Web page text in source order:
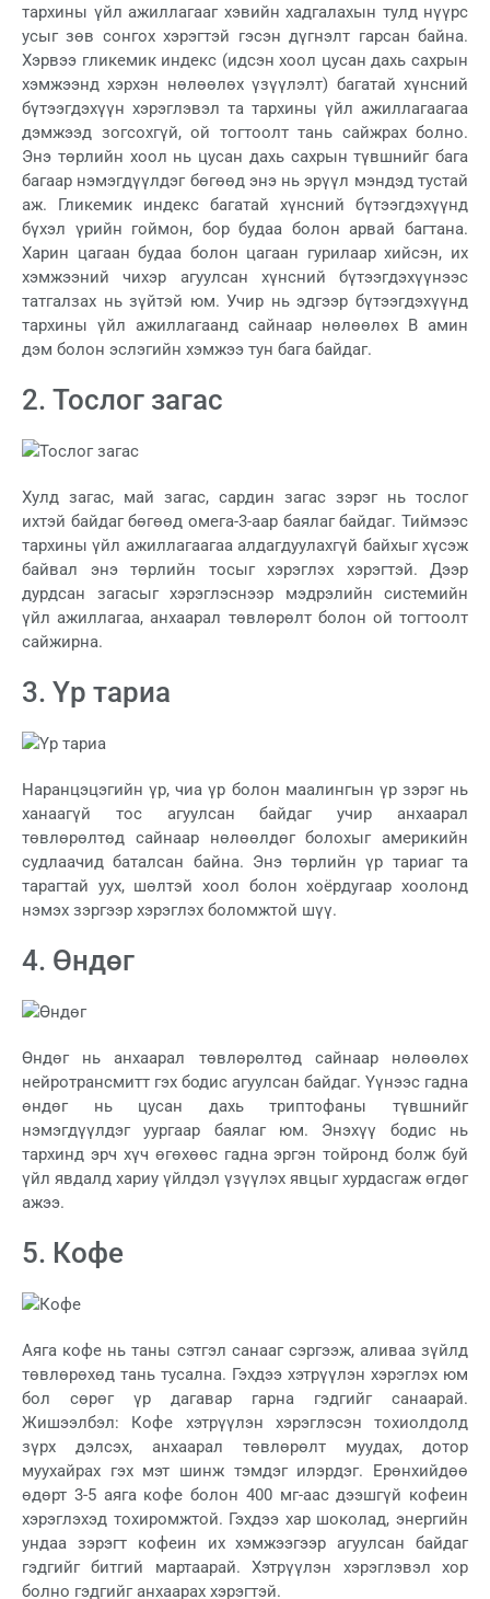
тархины үйл ажиллагааг хэвийн хадгалахын тулд нүүрс
усыг зөв сонгох хэрэгтэй гэсэн дүгнэлт гарсан байна.
Хэрвээ гликемик индекс (идсэн хоол цусан дахь сахрын
хэмжээнд хэрхэн нөлөөлөх үзүүлэлт) багатай хүнсний
бүтээгдэхүүн хэрэглэвэл та тархины үйл ажиллагаагаа
дэмжээд зогсохгүй, ой тогтоолт тань сайжрах болно.
Энэ төрлийн хоол нь цусан дахь сахрын түвшнийг бага
багаар нэмэгдүүлдэг бөгөөд энэ нь эрүүл мэндэд тустай
аж. Гликемик индекс багатай хүнсний бүтээгдэхүүнд
бүхэл үрийн гоймон, бор будаа болон арвай багтана.
Харин цагаан будаа болон цагаан гурилаар хийсэн, их
хэмжээний чихэр агуулсан хүнсний бүтээгдэхүүнээс
татгалзах нь зүйтэй юм. Учир нь эдгээр бүтээгдэхүүнд
тархины үйл ажиллагаанд сайнаар нөлөөлөх В амин
дэм болон эслэгийн хэмжээ тун бага байдаг.
2. Тослог загас
Хулд загас, май загас, сардин загас зэрэг нь тослог
ихтэй байдаг бөгөөд омега-3-аар баялаг байдаг. Тиймээс
тархины үйл ажиллагаагаа алдагдуулахгүй байхыг хүсэж
байвал энэ төрлийн тосыг хэрэглэх хэрэгтэй. Дээр
дурдсан загасыг хэрэглэснээр мэдрэлийн системийн
үйл ажиллагаа, анхаарал төвлөрөлт болон ой тогтоолт
сайжирна.
3. Үр тариа
Наранцэцэгийн үр, чиа үр болон маалингын үр зэрэг нь
ханаагүй тос агуулсан байдаг учир анхаарал
төвлөрөлтөд сайнаар нөлөөлдөг болохыг америкийн
судлаачид баталсан байна. Энэ төрлийн үр тариаг та
тарагтай уух, шөлтэй хоол болон хоёрдугаар хоолонд
нэмэх зэргээр хэрэглэх боломжтой шүү.
4. Өндөг
Өндөг нь анхаарал төвлөрөлтөд сайнаар нөлөөлөх
нейротрансмитт гэх бодис агуулсан байдаг. Үүнээс гадна
өндөг нь цусан дахь триптофаны түвшнийг
нэмэгдүүлдэг уургаар баялаг юм. Энэхүү бодис нь
тархинд эрч хүч өгөхөөс гадна эргэн тойронд болж буй
үйл явдалд хариу үйлдэл үзүүлэх явцыг хурдасгаж өгдөг
ажээ.
5. Кофе
Аяга кофе нь таны сэтгэл санааг сэргээж, аливаа зүйлд
төвлөрөхөд тань тусална. Гэхдээ хэтрүүлэн хэрэглэх юм
бол сөрөг үр дагавар гарна гэдгийг санаарай.
Жишээлбэл: Кофе хэтрүүлэн хэрэглэсэн тохиолдолд
зүрх дэлсэх, анхаарал төвлөрөлт муудах, дотор
муухайрах гэх мэт шинж тэмдэг илэрдэг. Ерөнхийдөө
өдөрт 3-5 аяга кофе болон 400 мг-аас дээшгүй кофеин
хэрэглэхэд тохиромжтой. Гэхдээ хар шоколад, энергийн
ундаа зэрэгт кофеин их хэмжээгээр агуулсан байдаг
гэдгийг битгий мартаарай. Хэтрүүлэн хэрэглэвэл хор
болно гэдгийг анхаарах хэрэгтэй.